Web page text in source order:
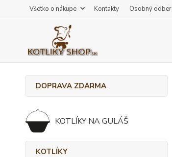
Všetko o nákupe Kontakty Osobný odber
DOPRAVA ZDARMA
KOTLÍKY NA GULÁŠ
KOTLÍKY